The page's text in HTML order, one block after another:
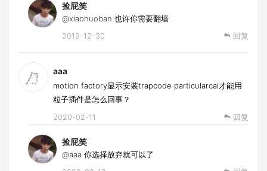
捡屁笑
@xiaohuoban 也许你需要翻墙
2019-12-30 回复
aaa
motion factory显示安装trapcode particularcai才能用
粒子插件是怎么回事？
2020-02-11 回复
捡屁笑
@aaa 你选择放弃就可以了